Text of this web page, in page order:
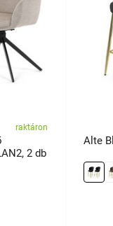
raktáron
2 db
Alte